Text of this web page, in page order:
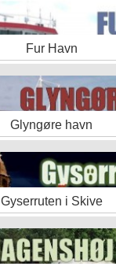
Fur Havn
Glyngøre havn
Gyserruten i Skive